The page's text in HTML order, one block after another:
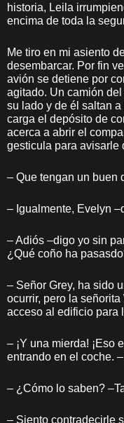
historia, Leila
encima de toda la
Me tiro en mi asiento
desembarcar. Por fin
avión se detiene por
agitado. Un camión
su lado y de él saltan
carga el depósito de
acerca a abrir el
gesticula para avisarle
– Que tengan un buen
– Igualmente, Evelyn
– Adiós –digo yo sin
¿Qué coño ha
– Señor Grey, ha sido
ocurrir, pero la
acceso al edificio para
– ¡Y una mierda! ¡Eso
entrando en el coche.
– ¿Cómo lo saben?
– Siento contradecirle